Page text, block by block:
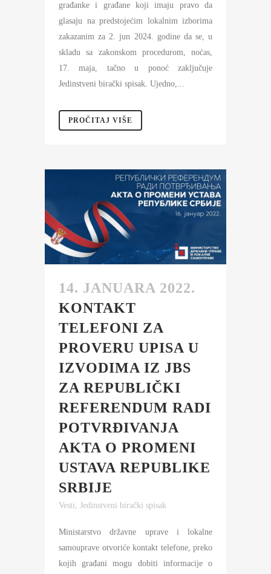
građanke i građane koji imaju pravo da
glasaju na predstojećim lokalnim izborima
zakazanim za 2. jun 2024. godine da se, u
skladu sa zakonskom procedurom, noćas,
17. maja, tačno u ponoć zaključuje
Jedinstveni birački spisak. Ujedno,...
PROČITAJ VIŠE
14. JANUARA 2022.
KONTAKT
TELEFONI ZA
PROVERU UPISA U
IZVODIMA IZ JBS
ZA REPUBLIČKI
REFERENDUM RADI
POTVRĐIVANJA
AKTA O PROMENI
USTAVA REPUBLIKE
SRBIJE
Vesti, Jedinstveni birački spisak
Ministarstvo državne uprave i lokalne
samouprave otvoriće kontakt telefone, preko
kojih građani mogu dobiti informacije o